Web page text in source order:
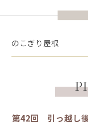
のこぎり屋根
第42回 引っ越し